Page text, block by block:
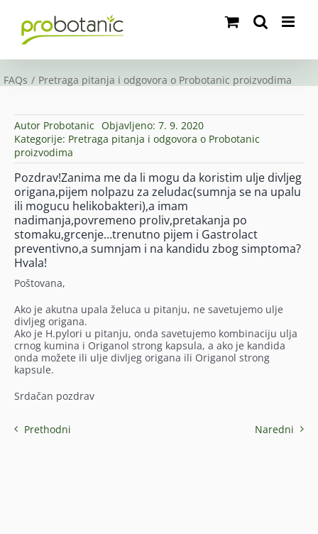
content
FAQs Pretraga pitanja i odgovora o Probotanic proizvodima
Autor Probotanic Objavljeno: 7. 9. 2020
Kategorije: Pretraga pitanja i odgovora o Probotanic
proizvodima
Pozdrav!Zanima me da li mogu da koristim ulje divljeg
origana,pijem nolpazu za zeludac(sumnja se na upalu
ili mogucu helikobakteri),a imam
nadimanja,povremeno proliv,pretakanja po
stomaku,grcenje…trenutno pijem i Gastrolact
preventivno,a sumnjam i na kandidu zbog simptoma?
Hvala!
Poštovana,
Ako je akutna upala želuca u pitanju, ne savetujemo ulje
divljeg origana.
Ako je H.pylori u pitanju, onda savetujemo kombinaciju ulja
crnog kumina i Origanol strong kapsula, a ako je kandida
onda možete ili ulje divljeg origana ili Origanol strong
kapsule.
Srdačan pozdrav
Prethodni Naredni